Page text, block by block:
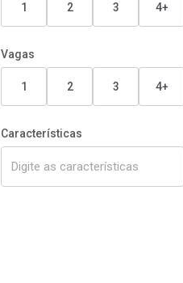
1 2 3 4+
Vagas
1 2 3 4+
Características